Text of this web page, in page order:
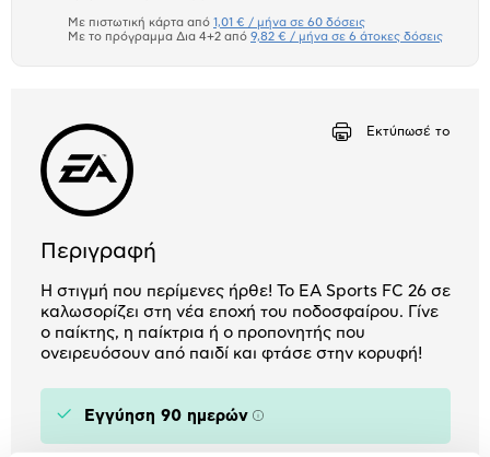
Πιστωτική κάρτα
Αριθμός δόσεων
Με πιστωτική κάρτα από 1,01 € / μήνα σε 60 δόσεις
Με το πρόγραμμα Δια 4+2 από 9,82 € / μήνα σε 6 άτοκες δόσεις
Εκτύπωσέ το
Περιγραφή
Η στιγμή που περίμενες ήρθε! Το EA Sports FC 26 σε
καλωσορίζει στη νέα εποχή του ποδοσφαίρου. Γίνε
ο παίκτης, η παίκτρια ή ο προπονητής που
ονειρευόσουν από παιδί και φτάσε στην κορυφή!
Εγγύηση 90 ημερών Πληροφορίες